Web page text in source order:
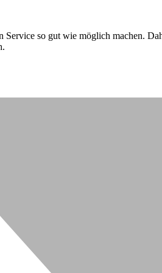
Service so gut wie möglich machen.